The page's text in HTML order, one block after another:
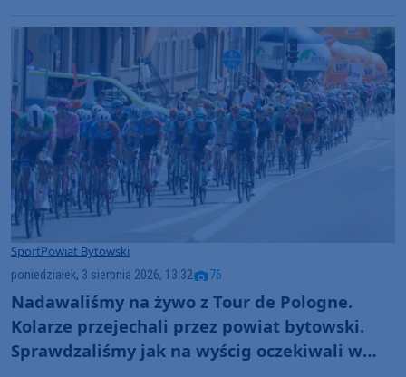
SportPowiat Bytowski
poniedziałek, 3 sierpnia 2026, 13:32 76
Nadawaliśmy na żywo z Tour de Pologne.
Kolarze przejechali przez powiat bytowski.
Sprawdzaliśmy jak na wyścig oczekiwali w